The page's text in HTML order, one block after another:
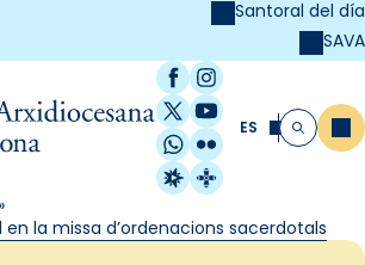
Santoral del día
SAVA
Facebook
Instagram
X / Twitter
YouTube
WhatsApp
Flickr
Radio Estel
Catalunya
ES Buscar
la missa d’ordenacions sacerdotals